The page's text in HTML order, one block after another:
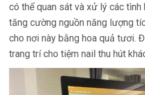
có thể quan sát và xử lý các
tăng cường nguồn năng lượng
cho nơi này bằng hoa quả tươi.
trang trí cho tiệm nail thu hút